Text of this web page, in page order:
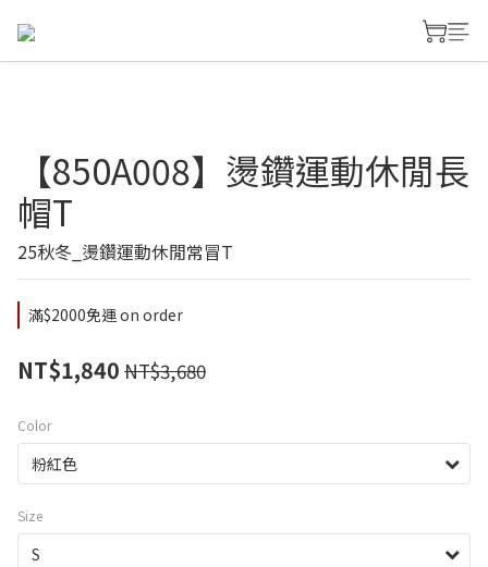
【850A008】燙鑽運動休閒長
帽T
25秋冬_燙鑽運動休閒常冒T
滿$2000免運 on order
NT$1,840 NT$3,680
Color
Size